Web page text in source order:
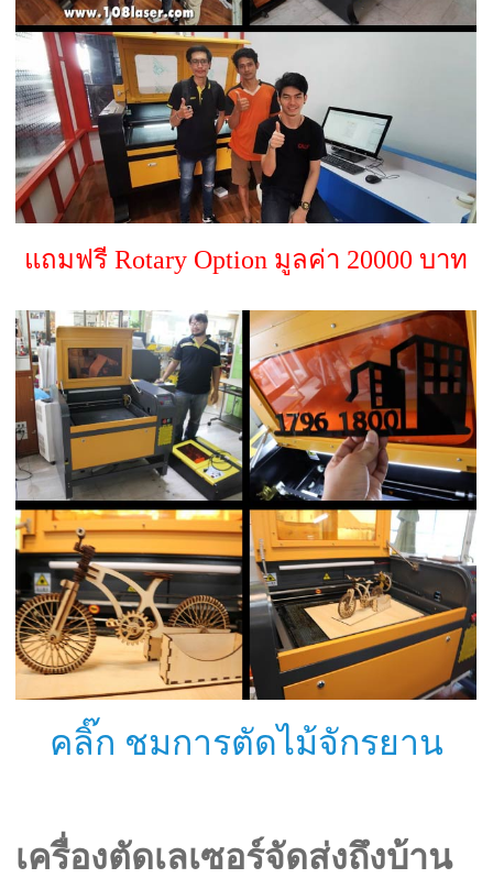
แถมฟรี Rotary Option มูลค่า 20000 บาท
คลิ๊ก ชมการตัดไม้จักรยาน
เครื่องตัดเลเซอร์จัดส่งถึงบ้าน